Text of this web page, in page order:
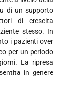
di un supporto
di crescita
stesso. In
i pazienti over
per un periodo
La ripresa
in genere